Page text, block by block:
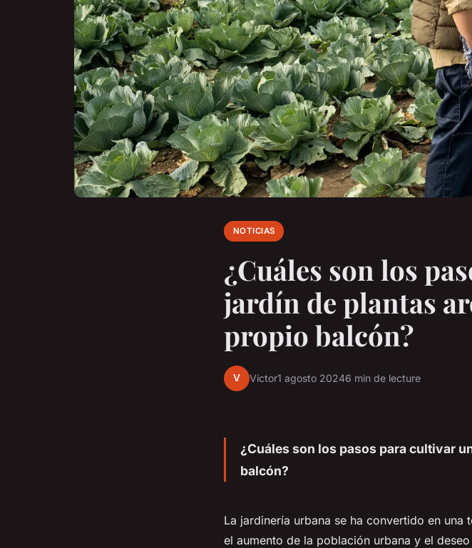
NOTICIAS
¿Cuáles son los
jardín de plantas
propio balcón?
V Victor1 agosto 20246 min de lecture
¿Cuáles son los pasos para cultivar
balcón?
La jardinería urbana se ha convertido en una
el aumento de la población urbana y el